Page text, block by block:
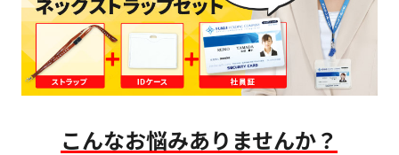
こんなお悩みありませんか？